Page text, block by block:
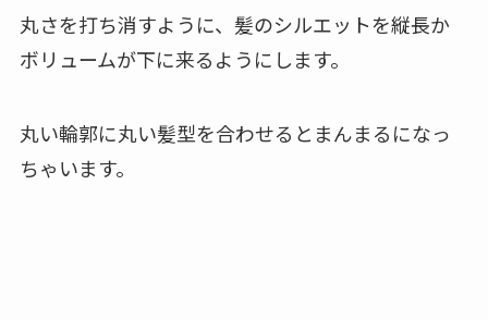
丸さを打ち消すように、髪のシルエットを縦長か
ボリュームが下に来るようにします。
丸い輪郭に丸い髪型を合わせるとまんまるになっ
ちゃいます。